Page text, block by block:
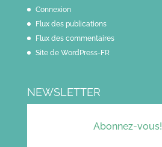
Connexion
Flux des publications
Flux des commentaires
Site de WordPress-FR
NEWSLETTER
Abonnez-vous!